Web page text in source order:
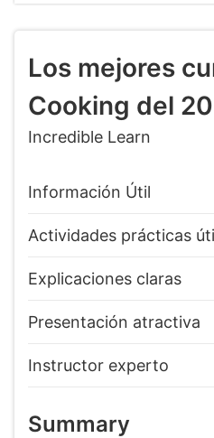
Los mejores
Cooking del
Incredible Learn
Información Útil
Actividades prácticas
Explicaciones claras
Presentación atractiva
Instructor experto
Summary